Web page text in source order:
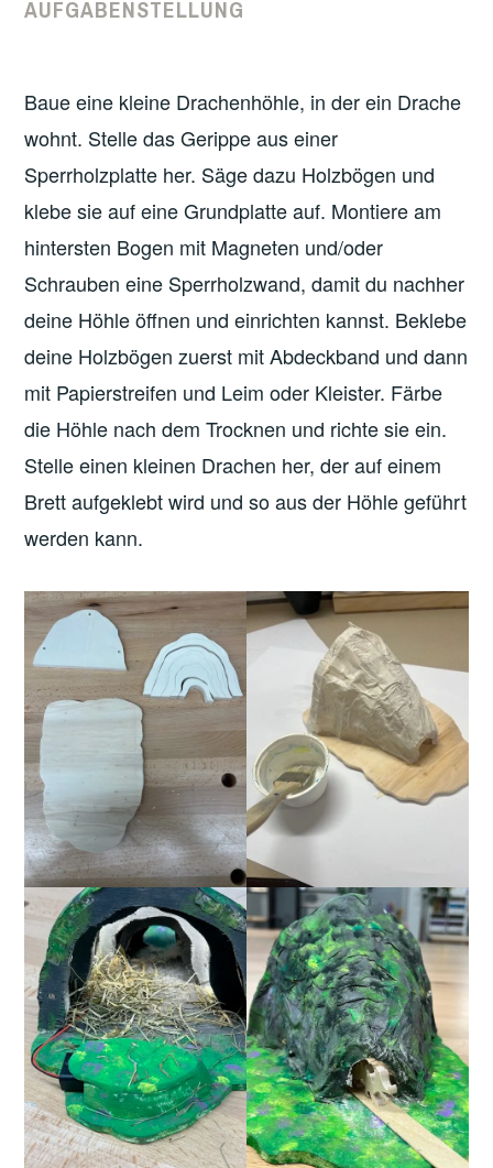
AUFGABENSTELLUNG
Baue eine kleine Drachenhöhle, in der ein Drache
wohnt. Stelle das Gerippe aus einer
Sperrholzplatte her. Säge dazu Holzbögen und
klebe sie auf eine Grundplatte auf. Montiere am
hintersten Bogen mit Magneten und/oder
Schrauben eine Sperrholzwand, damit du nachher
deine Höhle öffnen und einrichten kannst. Beklebe
deine Holzbögen zuerst mit Abdeckband und dann
mit Papierstreifen und Leim oder Kleister. Färbe
die Höhle nach dem Trocknen und richte sie ein.
Stelle einen kleinen Drachen her, der auf einem
Brett aufgeklebt wird und so aus der Höhle geführt
werden kann.